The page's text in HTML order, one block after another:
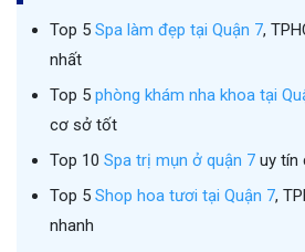
Top 5 Spa làm đẹp tại Quận 7,
nhất
Top 5 phòng khám nha khoa tại
cơ sở tốt
Top 10 Spa trị mụn ở quận 7 uy tín
Top 5 Shop hoa tươi tại Quận 7,
nhanh